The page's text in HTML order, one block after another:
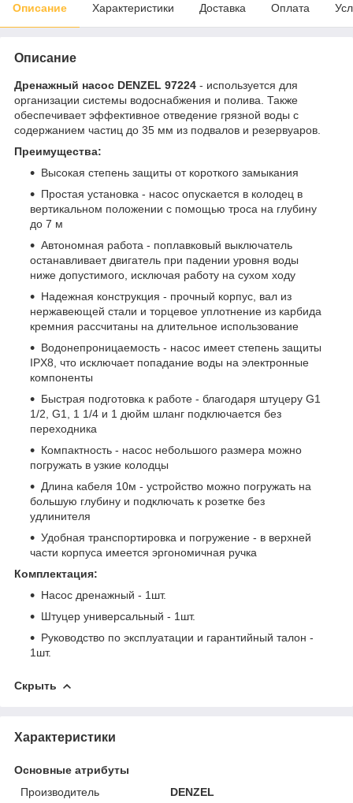
Описание Характеристики Доставка Оплата
Описание
Дренажный насос DENZEL 97224 - используется для
организации системы водоснабжения и полива. Также
обеспечивает эффективное отведение грязной воды с
содержанием частиц до 35 мм из подвалов и резервуаров.
Преимущества:
Высокая степень защиты от короткого замыкания
Простая установка - насос опускается в колодец в
вертикальном положении с помощью троса на глубину
до 7 м
Автономная работа - поплавковый выключатель
останавливает двигатель при падении уровня воды
ниже допустимого, исключая работу на сухом ходу
Надежная конструкция - прочный корпус, вал из
нержавеющей стали и торцевое уплотнение из карбида
кремния рассчитаны на длительное использование
Водонепроницаемость - насос имеет степень защиты
IPX8, что исключает попадание воды на электронные
компоненты
Быстрая подготовка к работе - благодаря штуцеру G1
1/2, G1, 1 1/4 и 1 дюйм шланг подключается без
переходника
Компактность - насос небольшого размера можно
погружать в узкие колодцы
Длина кабеля 10м - устройство можно погружать на
большую глубину и подключать к розетке без
удлинителя
Удобная транспортировка и погружение - в верхней
части корпуса имеется эргономичная ручка
Комплектация:
Насос дренажный - 1шт.
Штуцер универсальный - 1шт.
Руководство по эксплуатации и гарантийный талон -
1шт.
Скрыть
Характеристики
Основные атрибуты
Производитель
DENZEL